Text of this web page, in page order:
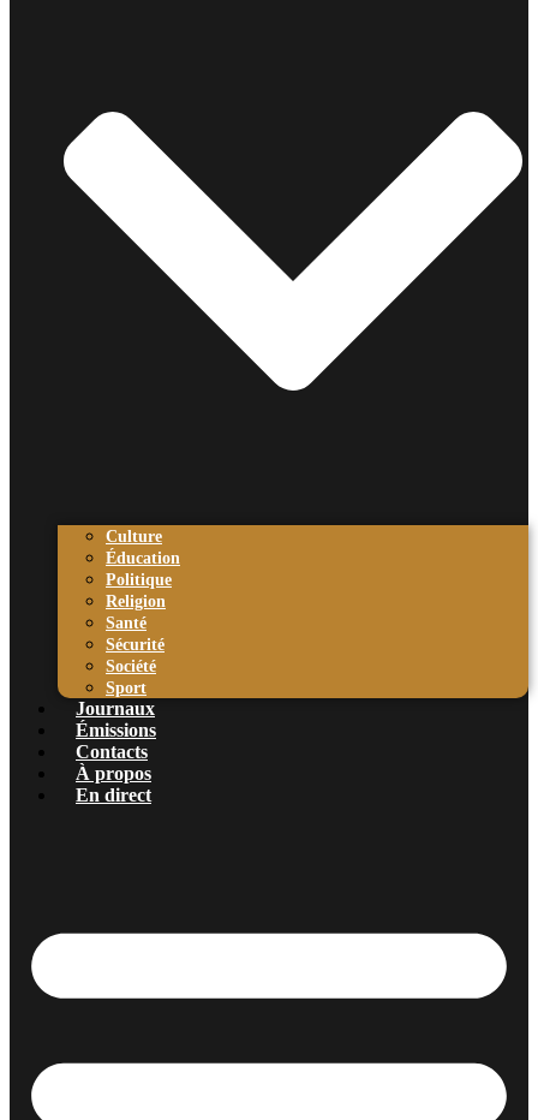
Culture
Éducation
Politique
Religion
Santé
Sécurité
Société
Sport
Journaux
Émissions
Contacts
À propos
En direct